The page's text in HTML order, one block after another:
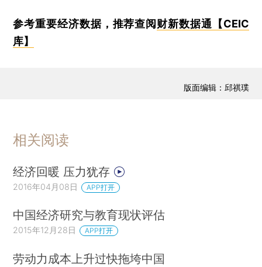
参考重要经济数据，推荐查阅 财新数据通【CEIC
库】
版面编辑：邱祺璞
相关阅读
经济回暖 压力犹存
2016年04月08日 APP打开
中国经济研究与教育现状评估
2015年12月28日 APP打开
劳动力成本上升过快拖垮中国